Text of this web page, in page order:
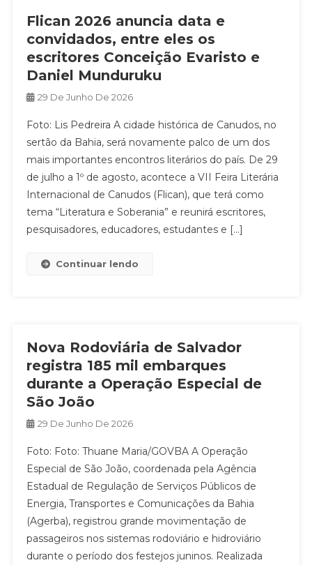
Flican 2026 anuncia data e
convidados, entre eles os
escritores Conceição Evaristo e
Daniel Munduruku
29 De Junho De 2026
Foto: Lis Pedreira A cidade histórica de Canudos, no
sertão da Bahia, será novamente palco de um dos
mais importantes encontros literários do país. De 29
de julho a 1º de agosto, acontece a VII Feira Literária
Internacional de Canudos (Flican), que terá como
tema “Literatura e Soberania” e reunirá escritores,
pesquisadores, educadores, estudantes e […]
Continuar lendo
Nova Rodoviária de Salvador
registra 185 mil embarques
durante a Operação Especial de
São João
29 De Junho De 2026
Foto: Foto: Thuane Maria/GOVBA A Operação
Especial de São João, coordenada pela Agência
Estadual de Regulação de Serviços Públicos de
Energia, Transportes e Comunicações da Bahia
(Agerba), registrou grande movimentação de
passageiros nos sistemas rodoviário e hidroviário
durante o período dos festejos juninos. Realizada